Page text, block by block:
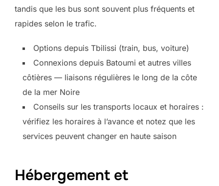
tandis que les bus sont souvent plus fréquents et
rapides selon le trafic.
Options depuis Tbilissi (train, bus, voiture)
Connexions depuis Batoumi et autres villes
côtières — liaisons régulières le long de la côte
de la mer Noire
Conseils sur les transports locaux et horaires :
vérifiez les horaires à l’avance et notez que les
services peuvent changer en haute saison
Hébergement et